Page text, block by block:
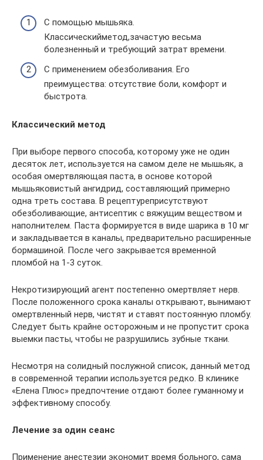
С помощью мышьяка.
Классическийметод,зачастую весьма
болезненный и требующий затрат времени.
С применением обезболивания. Его
преимущества: отсутствие боли, комфорт и
быстрота.
Классический метод
При выборе первого способа, которому уже не один
десяток лет, используется на самом деле не мышьяк, а
особая омертвляющая паста, в основе которой
мышьяковистый ангидрид, составляющий примерно
одна треть состава. В рецептуреприсутствуют
обезболивающие, антисептик с вяжущим веществом и
наполнителем. Паста формируется в виде шарика в 10 мг
и закладывается в каналы, предварительно расширенные
бормашиной. После чего закрывается временной
пломбой на 1-3 суток.
Некротизирующий агент постепенно омертвляет нерв.
После положенного срока каналы открывают, вынимают
омертвленный нерв, чистят и ставят постоянную пломбу.
Следует быть крайне осторожным и не пропустит срока
выемки пасты, чтобы не разрушились зубные ткани.
Несмотря на солидный послужной список, данный метод
в современной терапии используется редко. В клинике
«Елена Плюс» предпочтение отдают более гуманному и
эффективному способу.
Лечение за один сеанс
Применение анестезии экономит время больного, сама